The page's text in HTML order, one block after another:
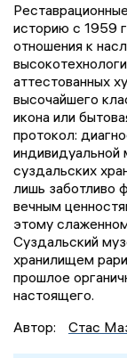
историю с 1959
отношения к
аттестованных
высочайшего
икона или
протокол:
индивидуальной
суздальских
лишь заботливо
вечным
этому
Суздальский
хранилищем
прошлое
настоящего.
Автор:
Стас